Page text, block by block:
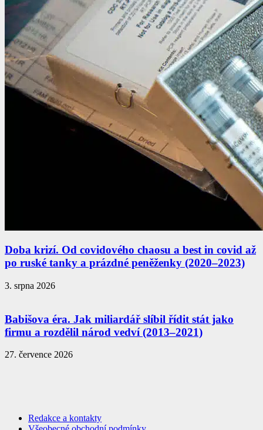
Doba krizí. Od covidového chaosu a best in covid až
po ruské tanky a prázdné peněženky (2020–2023)
3. srpna 2026
Babišova éra. Jak miliardář slíbil řídit stát jako
firmu a rozdělil národ vedví (2013–2021)
27. července 2026
Redakce a kontakty